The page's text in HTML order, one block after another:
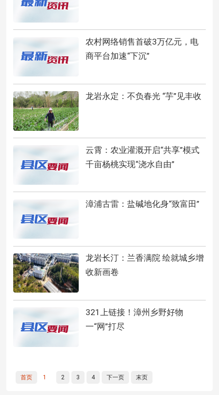
农村网络销售首破3万亿元，电
商平台加速“下沉”
龙岩永定：不负春光 “芋”见丰收
云霄：农业灌溉开启“共享”模式
千亩杨桃实现“浇水自由”
漳浦古雷：盐碱地化身“致富田”
龙岩长汀：兰香满院 绘就城乡增
收新画卷
321上链接！漳州乡野好物
一“网”打尽
首页 1 2 3 4 下一页 末页